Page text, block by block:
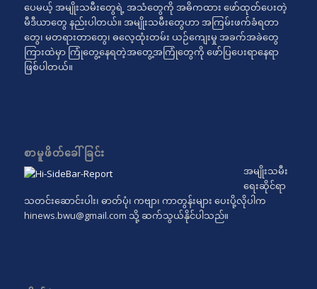
ပေမယ့် အမျိုးသမီးတွေရဲ့ အသံတွေကို အဓိကထား ဖော်ထုတ်ပေးတဲ့
မီဒီယာတွေ နည်းပါတယ်။ အမျိုးသမီးတွေဟာ အကြမ်းဖက်ခံရတာ
တွေ၊ မတရားတာတွေ၊ ဓလေ့ထုံးတမ်း ယဉ်ကျေးမှု အခက်အခဲတွေ
ကြားထဲမှာ ကြုံတွေ့နေရတဲ့အတွေ့အကြုံတွေကို ဖော်ပြပေးရာနေရာ
ဖြစ်ပါတယ်။
စာမူဖိတ်ခေါ်ခြင်း
အမျိုးသမီး
ရေးဆိုင်ရာ
သတင်းဆောင်းပါး၊ ဓာတ်ပုံ၊ ကဗျာ၊ ကာတွန်းများ ပေးပို့လိုပါက
hinews.bwu@gmail.com သို့ ဆက်သွယ်နိုင်ပါသည်။